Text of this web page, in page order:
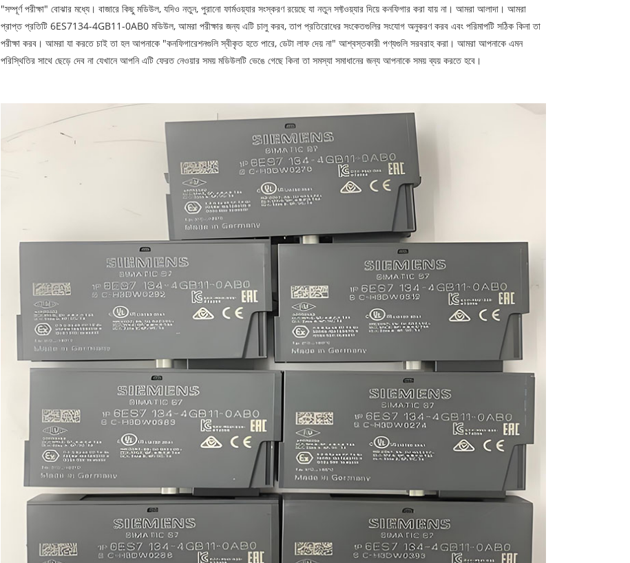
"সম্পূর্ণ পরীক্ষা" বোঝার মধ্যে। বাজারে কিছু মডিউল, যদিও নতুন, পুরানো ফার্মওয়্যার সংস্করণ রয়েছে যা নতুন সফ্টওয়্যার দিয়ে কনফিগার করা যায় না। আমরা আলাদা। আমরা
প্রাপ্ত প্রতিটি 6ES7134-4GB11-0AB0 মডিউল, আমরা পরীক্ষার জন্য এটি চালু করব, তাপ প্রতিরোধের সংকেতগুলির সংযোগ অনুকরণ করব এবং পরিমাপটি সঠিক কিনা তা
পরীক্ষা করব। আমরা যা করতে চাই তা হল আপনাকে "কনফিগারেশনগুলি স্বীকৃত হতে পারে, ডেটা লাফ দেয় না" আশ্বস্তকারী পণ্যগুলি সরবরাহ করা। আমরা আপনাকে এমন
পরিস্থিতির সাথে ছেড়ে দেব না যেখানে আপনি এটি ফেরত নেওয়ার সময় মডিউলটি ভেঙে গেছে কিনা তা সমস্যা সমাধানের জন্য আপনাকে সময় ব্যয় করতে হবে।